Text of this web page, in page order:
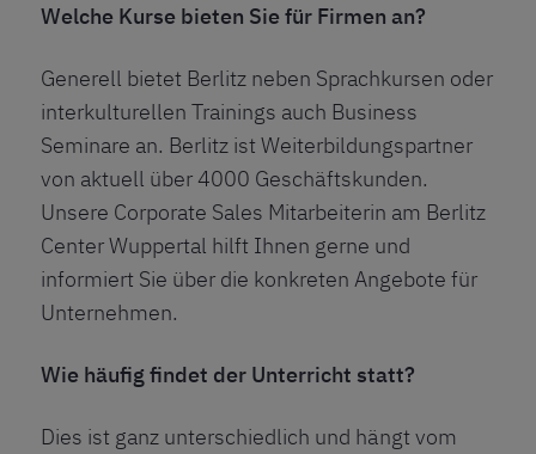
Welche Kurse bieten Sie für Firmen an?
Generell bietet Berlitz neben Sprachkursen oder
interkulturellen Trainings auch Business
Seminare an. Berlitz ist Weiterbildungspartner
von aktuell über 4000 Geschäftskunden.
Unsere Corporate Sales Mitarbeiterin am Berlitz
Center Wuppertal hilft Ihnen gerne und
informiert Sie über die konkreten Angebote für
Unternehmen.
Wie häufig findet der Unterricht statt?
Dies ist ganz unterschiedlich und hängt vom